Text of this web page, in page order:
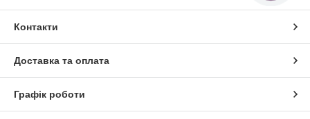
Контакти
Доставка та оплата
Графік роботи